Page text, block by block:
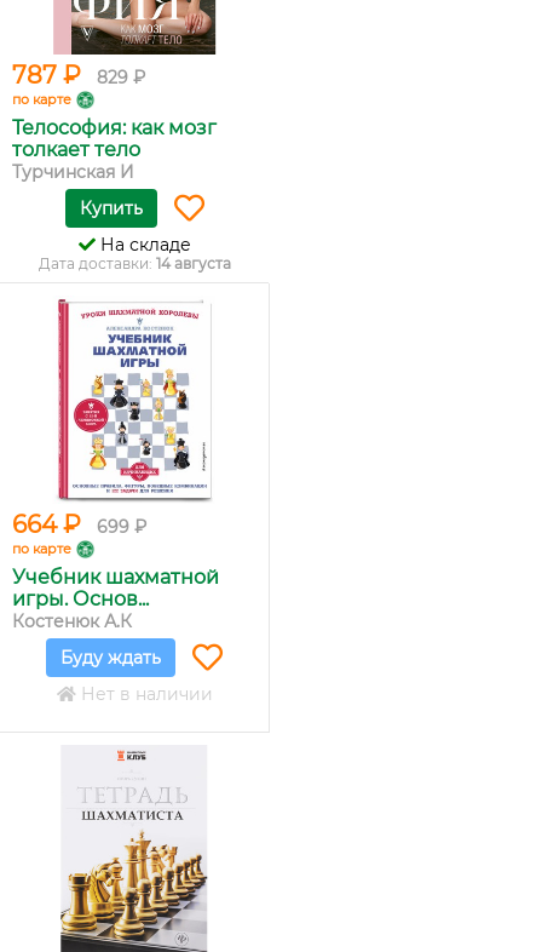
787 ₽ 829 ₽
по карте
Телософия: как мозг
толкает тело
Турчинская И
Купить
На складе
Дата доставки: 14 августа
664 ₽ 699 ₽
по карте
Учебник шахматной
игры. Основ...
Костенюк А.К
Буду ждать
Нет в наличии